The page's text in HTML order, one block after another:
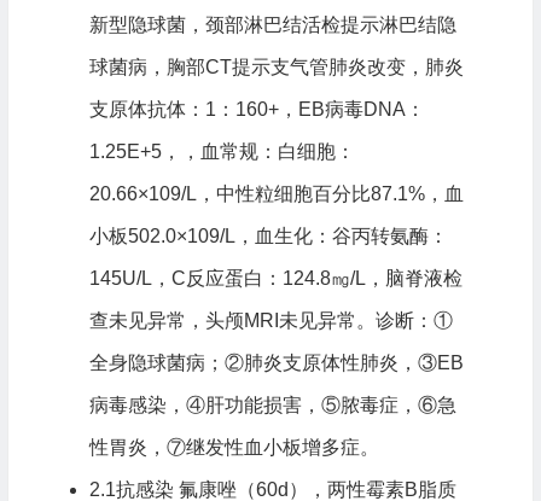
新型隐球菌，颈部淋巴结活检提示淋巴结隐
球菌病，胸部CT提示支气管肺炎改变，肺炎
支原体抗体：1：160+，EB病毒DNA：
1.25E+5，，血常规：白细胞：
20.66×109/L，中性粒细胞百分比87.1%，血
小板502.0×109/L，血生化：谷丙转氨酶：
145U/L，C反应蛋白：124.8㎎/L，脑脊液检
查未见异常，头颅MRI未见异常。诊断：①
全身隐球菌病；②肺炎支原体性肺炎，③EB
病毒感染，④肝功能损害，⑤脓毒症，⑥急
性胃炎，⑦继发性血小板增多症。
2.1抗感染 氟康唑（60d），两性霉素B脂质